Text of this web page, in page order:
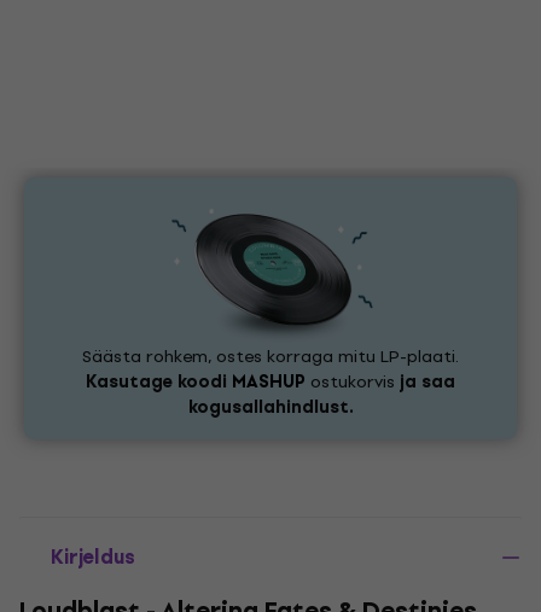
Säästa rohkem, ostes korraga mitu LP-plaati.
Kasutage koodi MASHUP ostukorvis ja saa
kogusallahindlust.
Kirjeldus